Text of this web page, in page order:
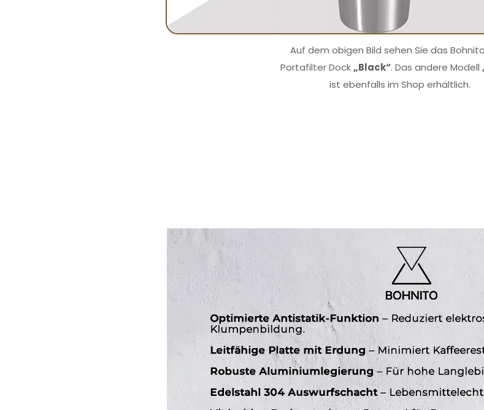
Auf dem obigen Bild sehen Sie das
Portafilter Dock „Black“. Das andere Modell
ist ebenfalls im Shop erhältlich.